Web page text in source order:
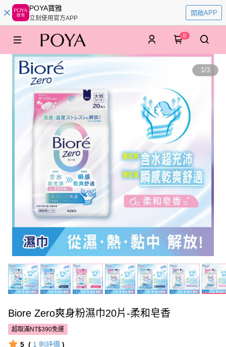
POYA寶雅
立刻使用官方APP
開啟APP
0
1/3
Biore Zero爽身粉濕巾20片-柔和皂香
超取滿NT$390免運
5 ( 1 則評價 )